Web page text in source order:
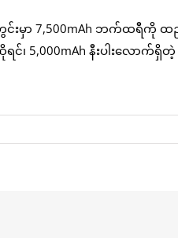
င်းမှာ 7,500mAh ဘက်ထရီကို ထ
နီးပါးလောက်ရှိ